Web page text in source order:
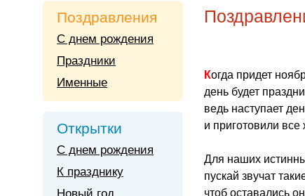
Когда придет
день будет
ведь наступает
и приготовили
Для наших
пускай звучат
чтоб оставались
Поздравления
С днем рождения
Праздники
Именные
Открытки
С днем рождения
К празднику